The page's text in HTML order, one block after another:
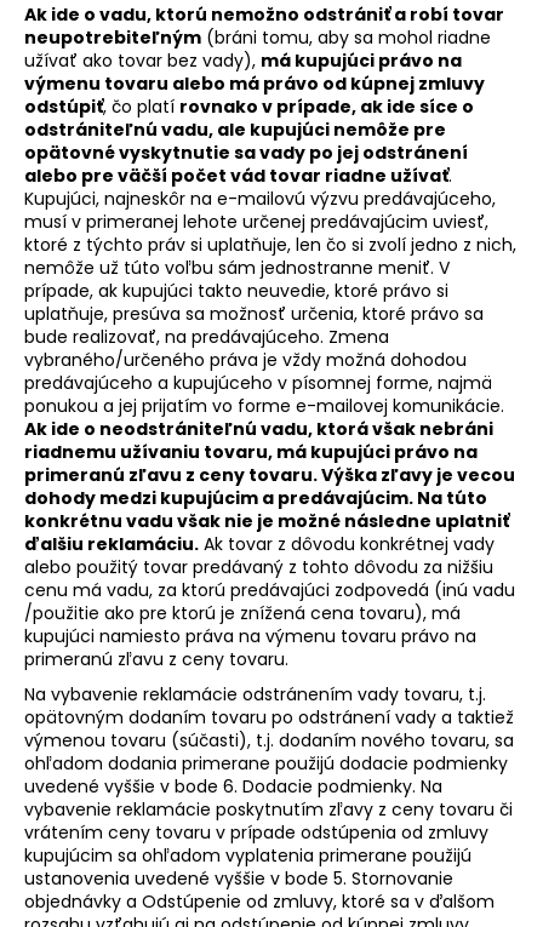
Ak ide o vadu, ktorú nemožno odstrániť a robí tovar
neupotrebiteľným (bráni tomu, aby sa mohol riadne
užívať ako tovar bez vady), má kupujúci právo na
výmenu tovaru alebo má právo od kúpnej zmluvy
odstúpiť, čo platí rovnako v prípade, ak ide síce o
odstrániteľnú vadu, ale kupujúci nemôže pre
opätovné vyskytnutie sa vady po jej odstránení
alebo pre väčší počet vád tovar riadne užívať.
Kupujúci, najneskôr na e-mailovú výzvu predávajúceho,
musí v primeranej lehote určenej predávajúcim uviesť,
ktoré z týchto práv si uplatňuje, len čo si zvolí jedno z nich,
nemôže už túto voľbu sám jednostranne meniť. V
prípade, ak kupujúci takto neuvedie, ktoré právo si
uplatňuje, presúva sa možnosť určenia, ktoré právo sa
bude realizovať, na predávajúceho. Zmena
vybraného/určeného práva je vždy možná dohodou
predávajúceho a kupujúceho v písomnej forme, najmä
ponukou a jej prijatím vo forme e-mailovej komunikácie.
Ak ide o neodstrániteľnú vadu, ktorá však nebráni
riadnemu užívaniu tovaru, má kupujúci právo na
primeranú zľavu z ceny tovaru. Výška zľavy je vecou
dohody medzi kupujúcim a predávajúcim. Na túto
konkrétnu vadu však nie je možné následne uplatniť
ďalšiu reklamáciu. Ak tovar z dôvodu konkrétnej vady
alebo použitý tovar predávaný z tohto dôvodu za nižšiu
cenu má vadu, za ktorú predávajúci zodpovedá (inú vadu
/použitie ako pre ktorú je znížená cena tovaru), má
kupujúci namiesto práva na výmenu tovaru právo na
primeranú zľavu z ceny tovaru.
Na vybavenie reklamácie odstránením vady tovaru, t.j.
opätovným dodaním tovaru po odstránení vady a taktiež
výmenou tovaru (súčasti), t.j. dodaním nového tovaru, sa
ohľadom dodania primerane použijú dodacie podmienky
uvedené vyššie v bode 6. Dodacie podmienky. Na
vybavenie reklamácie poskytnutím zľavy z ceny tovaru či
vrátením ceny tovaru v prípade odstúpenia od zmluvy
kupujúcim sa ohľadom vyplatenia primerane použijú
ustanovenia uvedené vyššie v bode 5. Stornovanie
objednávky a Odstúpenie od zmluvy, ktoré sa v ďalšom